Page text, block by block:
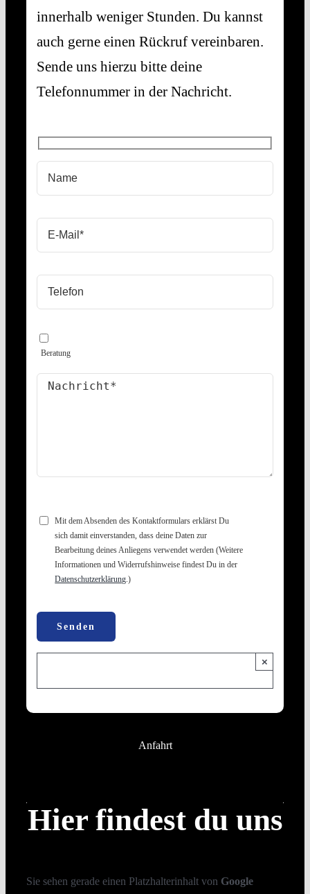
innerhalb weniger Stunden. Du kannst
auch gerne einen Rückruf vereinbaren.
Sende uns hierzu bitte deine
Telefonnummer in der Nachricht.
Beratung
Mit dem Absenden des Kontaktformulars erklärst Du
sich damit einverstanden, dass deine Daten zur
Bearbeitung deines Anliegens verwendet werden (Weitere
Informationen und Widerrufshinweise findest Du in der
Datenschutzerklärung.)
dieses
Feld
×
Anfahrt
Hier findest du uns
Sie sehen gerade einen Platzhalterinhalt von Google